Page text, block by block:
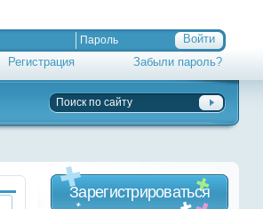
Регистрация Забыли пароль?
Зарегистрироваться